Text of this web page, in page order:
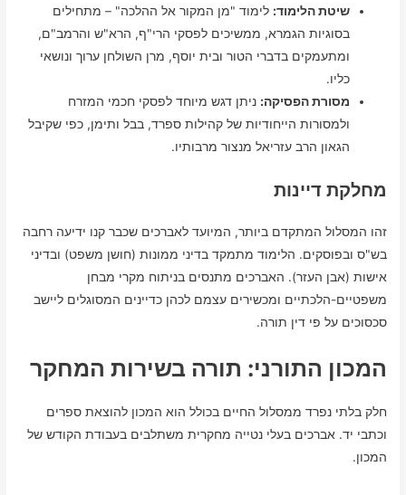
שיטת הלימוד: לימוד "מן המקור אל ההלכה" – מתחילים
בסוגיות הגמרא, ממשיכים לפסקי הרי"ף, הרא"ש והרמב"ם,
ומתעמקים בדברי הטור ובית יוסף, מרן השולחן ערוך ונושאי
כליו.
מסורת הפסיקה: ניתן דגש מיוחד לפסקי חכמי המזרח
ולמסורות הייחודיות של קהילות ספרד, בבל ותימן, כפי שקיבל
הגאון הרב עזריאל מנצור מרבותיו.
מחלקת דיינות
זהו המסלול המתקדם ביותר, המיועד לאברכים שכבר קנו ידיעה רחבה
בש"ס ובפוסקים. הלימוד מתמקד בדיני ממונות (חושן משפט) ובדיני
אישות (אבן העזר). האברכים מתנסים בניתוח מקרי מבחן
משפטיים-הלכתיים ומכשירים עצמם לכהן כדיינים המסוגלים ליישב
סכסוכים על פי דין תורה.
המכון התורני: תורה בשירות המחקר
חלק בלתי נפרד ממסלול החיים בכולל הוא המכון להוצאת ספרים
וכתבי יד. אברכים בעלי נטייה מחקרית משתלבים בעבודת הקודש של
המכון.